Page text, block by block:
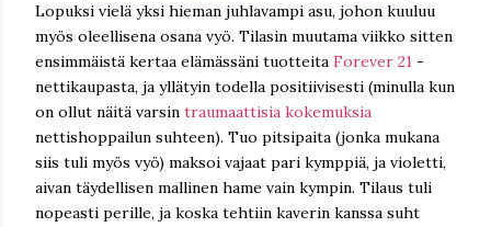
Lopuksi vielä yksi hieman juhlavampi asu, johon kuuluu
myös oleellisena osana vyö. Tilasin muutama viikko sitten
ensimmäistä kertaa elämässäni tuotteita Forever 21 -
nettikaupasta, ja yllätyin todella positiivisesti (minulla kun
on ollut näitä varsin traumaattisia kokemuksia
nettishoppailun suhteen). Tuo pitsipaita (jonka mukana
siis tuli myös vyö) maksoi vajaat pari kymppiä, ja violetti,
aivan täydellisen mallinen hame vain kympin. Tilaus tuli
nopeasti perille, ja koska tehtiin kaverin kanssa suht